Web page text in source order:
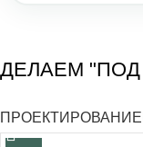
ДЕЛАЕМ
ПРОЕКТИРОВАНИЕ